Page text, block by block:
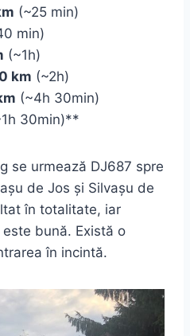
(~25 min)
min)
(~1h)
km (~2h)
(~4h 30min)
30min)**
se urmează DJ687 spre
de Jos și Silvașu de
în totalitate, iar
bună. Există o
în incintă.